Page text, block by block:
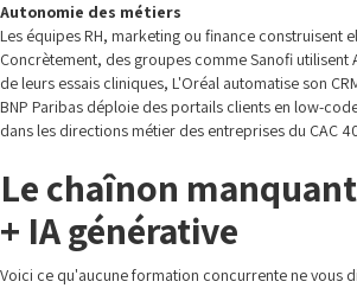
Autonomie des métiers
Les équipes RH, marketing ou finance construisent
Concrètement, des groupes comme Sanofi utilisent
de leurs essais cliniques, L'Oréal automatise son
BNP Paribas déploie des portails clients en low-
dans les directions métier des entreprises du CAC
Le chaînon
+ IA générative
Voici ce qu'aucune formation concurrente ne vous